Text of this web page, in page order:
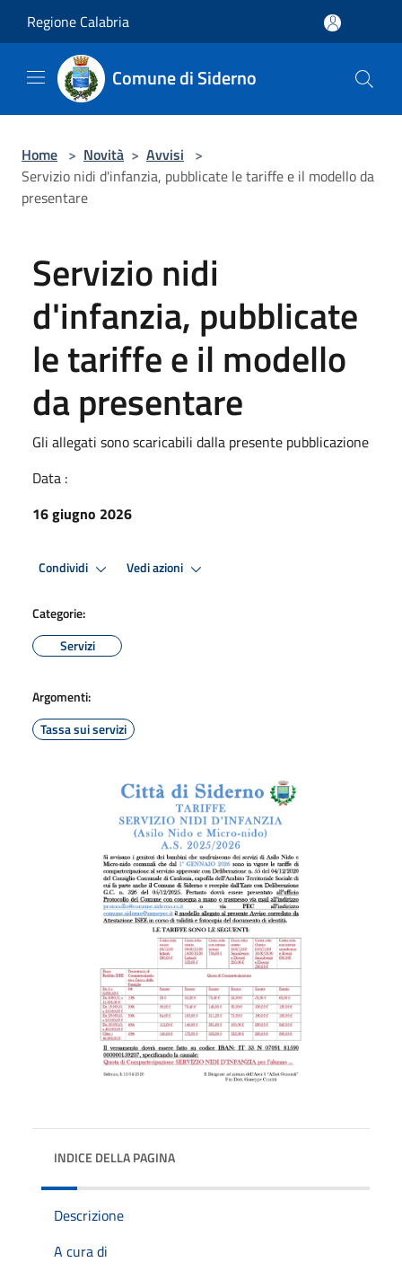
Regione Calabria
Comune di Siderno
Home > Novità > Avvisi >
Servizio nidi d'infanzia, pubblicate le tariffe e il modello da
presentare
Servizio nidi
d'infanzia, pubblicate
le tariffe e il modello
da presentare
Gli allegati sono scaricabili dalla presente pubblicazione
Data :
16 giugno 2026
Condividi Vedi azioni
Categorie:
Servizi
Argomenti:
Tassa sui servizi
INDICE DELLA PAGINA
Descrizione
A cura di